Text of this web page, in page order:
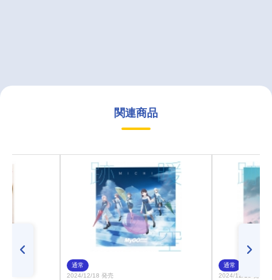
関連商品
通常
2024/12/18 発売
通常
2024/12/18 発売